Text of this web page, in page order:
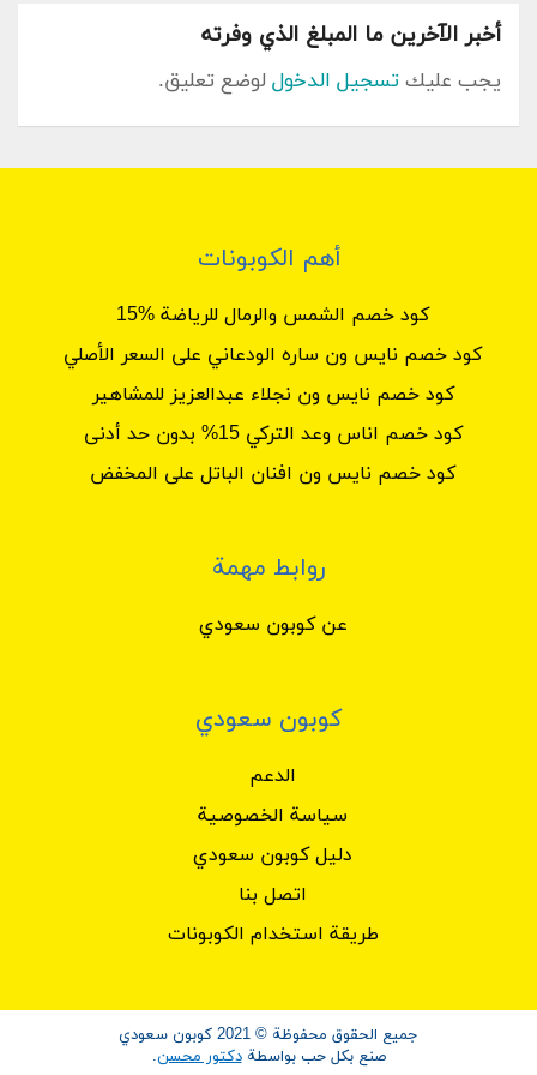
القادمة.
[content-egg module=AdmitadCoupons]
كيفية استعمال كود خصم ايليمس
على سلة الشراء ؟
سيتم نسخ الكود و يتم توجيهك إلى موقع ايليمس تلقائيا.
اختر المنتجات الرائعة المفضلة لديك وأضفها إلى حقيبة الشراء
الخاصة بك.
الصق الكود المنسوخ في خانة رمز الكوبون عند الأداء واضغط على
“موقع” واربح بالخصم.
أهم الإستفسارات معلومات عن كود
خصم ايليمس
لا يخول استخدام كثيرة رموز خصم ايليمس في عملية الشراء. لا
يسمح موقع ايليمس موقع قسائم خصم متعددة في نفس الوقت.
كيف يخول تقديم إضافي في ايليمس ؟
ما عليك سوى استعمال قسائم خصم ايليمس الحديثة من كوبون
سعودي. حاليًا، يخول لك تقديم %15 إضافية على جميع الطلبات.
هل يمكنني الإستفادة على توصيل مجاني من
نعم، يمكنك الإستفادة على توصيل مجاني في ايليمس من خلال
قسائم توصيل المجاني.
أخبر الآخرين ما المبلغ الذي وفرته
يجب عليك تسجيل الدخول لوضع تعليق.
أهم الكوبونات
كود خصم الشمس والرمال للرياضة %15
كود خصم نايس ون ساره الودعاني على السعر الأصلي
كود خصم نايس ون نجلاء عبدالعزيز للمشاهير
كود خصم اناس وعد التركي 15% بدون حد أدنى
كود خصم نايس ون افنان الباتل على المخفض
روابط مهمة
عن كوبون سعودي
كوبون سعودي
الدعم
سياسة الخصوصية
دليل كوبون سعودي
اتصل بنا
طريقة استخدام الكوبونات
جميع الحقوق محفوظة © 2021 كوبون سعودي
صنع بكل حب بواسطةدكتور محسن.